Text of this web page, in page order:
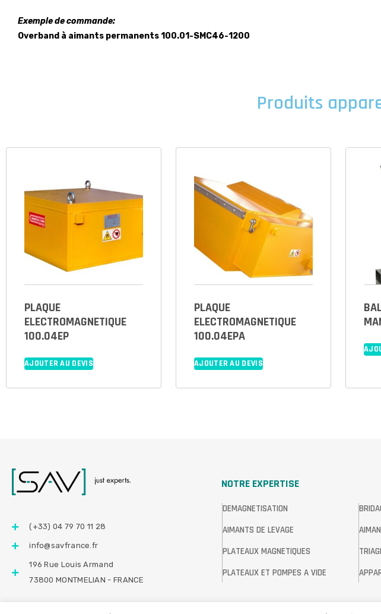
Exemple de commande:
Overband à aimants permanents 100.01-SMC46-1200
Produits
PLAQUE
ELECTROMAGNETIQUE
100.04EP
AJOUTER AU DEVIS
PLAQUE
ELECTROMAGNETIQUE
100.04EPA
AJOUTER AU DEVIS
(+33) 04 79 70 11 28
info@savfrance.fr
196 Rue Louis Armand
73800 MONTMELIAN - FRANCE
NOTRE EXPERTISE
DEMAGNETISATION
AIMANTS DE LEVAGE
PLATEAUX MAGNETIQUES
PLATEAUX ET POMPES A VIDE